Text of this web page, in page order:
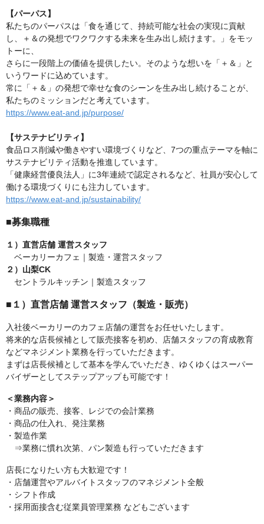
【パーパス】
私たちのパーパスは「食を通じて、持続可能な社会の実現に貢献
し、＋＆の発想でワクワクする未来を生み出し続けます。」をモッ
トーに、
さらに一段階上の価値を提供したい。そのような想いを「＋＆」と
いうワードに込めています。
常に「＋＆」の発想で幸せな食のシーンを生み出し続けることが、
私たちのミッションだと考えています。
https://www.eat-and.jp/purpose/
【サステナビリティ】
食品ロス削減や働きやすい環境づくりなど、7つの重点テーマを軸に
サステナビリティ活動を推進しています。
「健康経営優良法人」に3年連続で認定されるなど、社員が安心して
働ける環境づくりにも注力しています。
https://www.eat-and.jp/sustainability/
■募集職種
１）直営店舗 運営スタッフ
ベーカリーカフェ｜製造・運営スタッフ
２）山梨CK
セントラルキッチン｜製造スタッフ
■１）直営店舗 運営スタッフ（製造・販売）
入社後ベーカリーのカフェ店舗の運営をお任せいたします。
将来的な店長候補として販売接客を初め、店舗スタッフの育成教育
などマネジメント業務を行っていただきます。
まずは店長候補として基本を学んでいただき、ゆくゆくはスーパー
バイザーとしてステップアップも可能です！
＜業務内容＞
・商品の販売、接客、レジでの会計業務
・商品の仕入れ、発注業務
・製造作業
⇒業務に慣れ次第、パン製造も行っていただきます
店長になりたい方も大歓迎です！
・店舗運営やアルバイトスタッフのマネジメント全般
・シフト作成
・採用面接含む従業員管理業務 などもございます